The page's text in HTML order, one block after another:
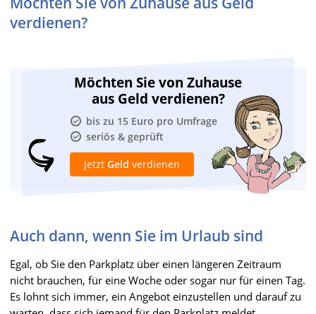
verdienen?
Möchten Sie von Zuhause
aus Geld verdienen?
bis zu 15 Euro pro Umfrage
seriös & geprüft
Jetzt Geld verdienen
Auch dann, wenn Sie im Urlaub sind
Egal, ob Sie den Parkplatz über einen längeren Zeitraum
nicht brauchen, für eine Woche oder sogar nur für einen Tag.
Es lohnt sich immer, ein Angebot einzustellen und darauf zu